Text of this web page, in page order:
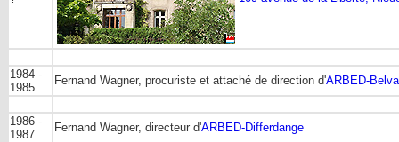
1984 -
1985
Fernand Wagner, procuriste et attaché de direction d'ARBED-
1986 -
1987
Fernand Wagner, directeur d'ARBED-Differdange